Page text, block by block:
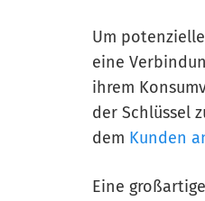
Um
eine
ihrem
der Schlüssel
dem Kunden
Eine